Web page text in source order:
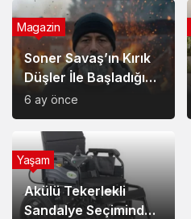
Soner Savaş’ın Kırık
Düşler İle Başladığı
Müzik Serüveni
6 ay önce
Magazin
Akülü Tekerlekli
Sandalye Seçiminde
Yaşam